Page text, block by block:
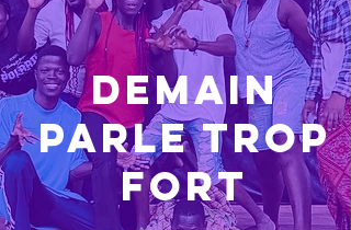
Demain
Parle Trop
Fort